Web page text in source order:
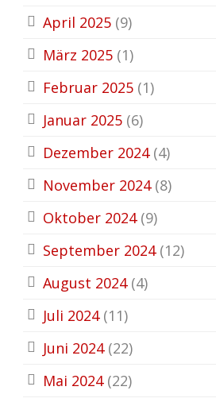
April 2025 (9)
März 2025 (1)
Februar 2025 (1)
Januar 2025 (6)
Dezember 2024(4)
November 2024(8)
Oktober 2024(9)
September 2024(12)
August 2024(4)
Juli 2024(11)
Juni 2024(22)
Mai 2024(22)